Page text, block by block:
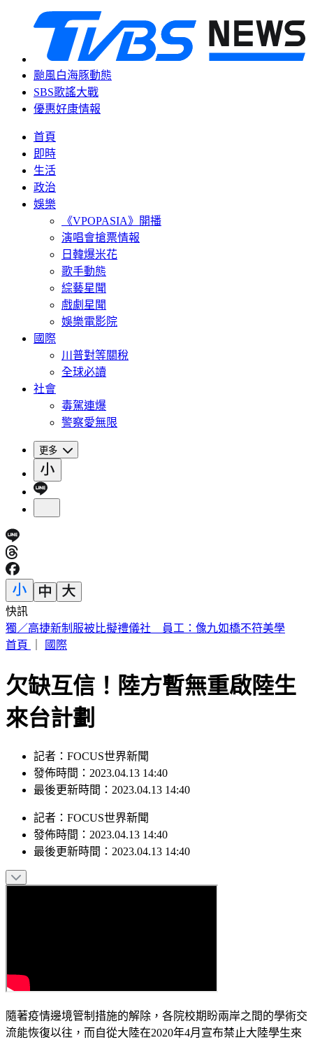
颱風白海豚動態
SBS歌謠大戰
優惠好康情報
首頁
即時
生活
政治
娛樂
《VPOPASIA》開播
演唱會搶票情報
日韓爆米花
歌手動態
綜藝星聞
戲劇星聞
娛樂電影院
國際
川普對等關稅
全球必讀
社會
毒駕連爆
警察愛無限
更多
快訊
富婆砸錢當女主「強加60場吻戲」 男星崩潰發聲：往我嘴裡
伸舌頭
欠缺互信！陸方暫無重啟陸生
來台計劃
記者：FOCUS世界新聞
發佈時間：2023.04.13 14:40
記者：FOCUS世界新聞
發佈時間：2023.04.13 14:40
隨著疫情邊境管制措施的解除，各院校期盼兩岸之間的學術交